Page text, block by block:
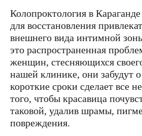
Колопроктология в
для восстановления
внешнего вида интимной
это распространенная
женщин, стесняющихся
нашей клинике, они забудут
короткие сроки сделает все
того, чтобы красавица
таковой, удалив шрамы,
повреждения.